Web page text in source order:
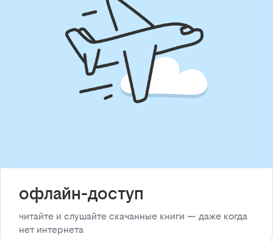
офлайн-доступ
читайте и слушайте скачанные книги — даже когда
нет интернета